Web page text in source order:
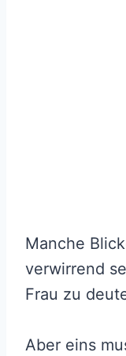
Manche
verwirrend
Frau zu
Aber eins